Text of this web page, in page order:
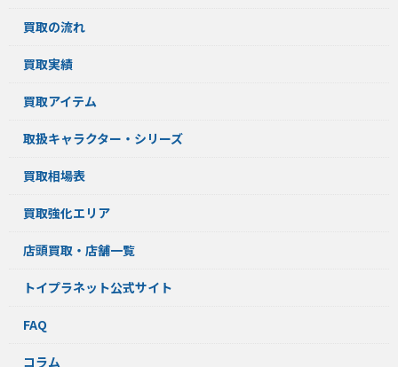
買取の流れ
買取実績
買取アイテム
取扱キャラクター・シリーズ
買取相場表
買取強化エリア
店頭買取・店舗一覧
トイプラネット公式サイト
FAQ
コラム